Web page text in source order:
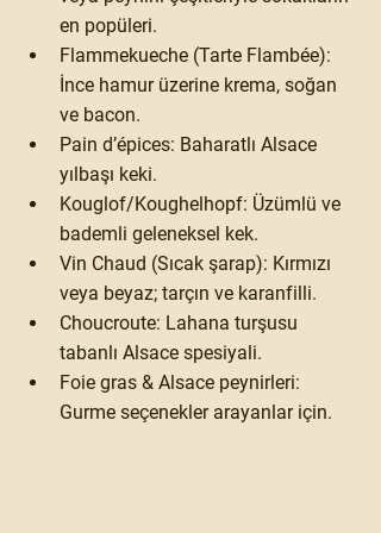
en popüleri.
Flammekueche (Tarte Flambée):
İnce hamur üzerine krema, soğan
ve bacon.
Pain d’épices: Baharatlı Alsace
yılbaşı keki.
Kouglof/Koughelhopf: Üzümlü ve
bademli geleneksel kek.
Vin Chaud (Sıcak şarap): Kırmızı
veya beyaz; tarçın ve karanfilli.
Choucroute: Lahana turşusu
tabanlı Alsace spesiyali.
Foie gras & Alsace peynirleri:
Gurme seçenekler arayanlar için.